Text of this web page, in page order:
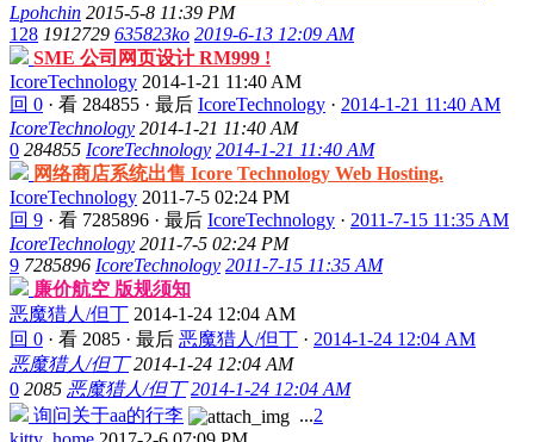
Lpohchin 2015-5-8 11:39 PM
128 1912729 635823ko 2019-6-13 12:09 AM
SME 公司网页设计 RM999 !
IcoreTechnology 2014-1-21 11:40 AM
回 0 · 看 284855 · 最后 IcoreTechnology · 2014-1-21 11:40 AM
IcoreTechnology 2014-1-21 11:40 AM
0 284855 IcoreTechnology 2014-1-21 11:40 AM
网络商店系统出售 Icore Technology Web Hosting.
IcoreTechnology 2011-7-5 02:24 PM
回 9 · 看 7285896 · 最后 IcoreTechnology · 2011-7-15 11:35 AM
IcoreTechnology 2011-7-5 02:24 PM
9 7285896 IcoreTechnology 2011-7-15 11:35 AM
廉价航空 版规须知
恶魔猎人/但丁 2014-1-24 12:04 AM
回 0 · 看 2085 · 最后 恶魔猎人/但丁 · 2014-1-24 12:04 AM
恶魔猎人/但丁 2014-1-24 12:04 AM
0 2085 恶魔猎人/但丁 2014-1-24 12:04 AM
询问关于aa的行李
...2